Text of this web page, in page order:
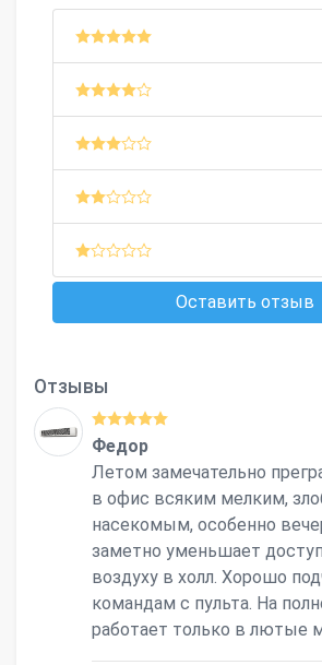
Оставить отзыв
Отзывы
Федор
Летом замечательно
в офис всяким мелким,
насекомым, особенно
заметно уменьшает
воздуху в холл. Хорошо
командам с пульта. На
работает только в лютые